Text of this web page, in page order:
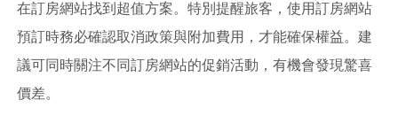
在訂房網站找到超值方案。特別提醒旅客，使用訂房網站
預訂時務必確認取消政策與附加費用，才能確保權益。建
議可同時關注不同訂房網站的促銷活動，有機會發現驚喜
價差。